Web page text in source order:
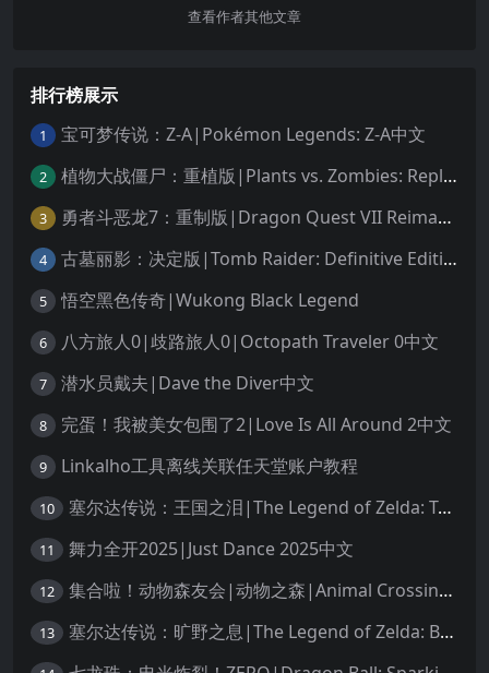
查看作者其他文章
排行榜展示
1 宝可梦传说：Z-A|Pokémon Legends: Z-A中文
2 植物大战僵尸：重植版|Plants vs. Zombies: Replanted中文
3 勇者斗恶龙7：重制版|Dragon Quest VII Reimagined中文
4 古墓丽影：决定版|Tomb Raider: Definitive Edition中文
5 悟空黑色传奇|Wukong Black Legend
6 八方旅人0|歧路旅人0|Octopath Traveler 0中文
7 潜水员戴夫|Dave the Diver中文
8 完蛋！我被美女包围了2|Love Is All Around 2中文
9 Linkalho工具离线关联任天堂账户教程
10 塞尔达传说：王国之泪|The Legend of Zelda: Tears of the Kingdom中文
11 舞力全开2025|Just Dance 2025中文
12 集合啦！动物森友会|动物之森|Animal Crossing: New Horizons中文
13 塞尔达传说：旷野之息|The Legend of Zelda: Breath of the Wild中文